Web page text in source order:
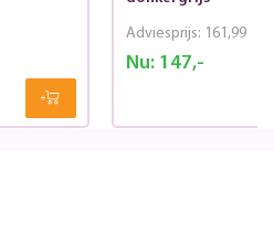
Nu:147,-
Adviesprijs: 161,99